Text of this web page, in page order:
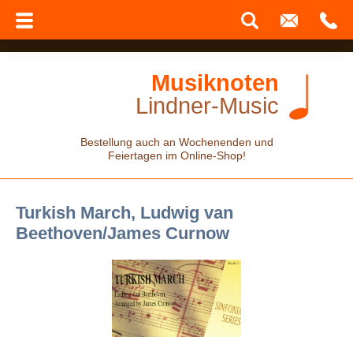
Musiknoten
Lindner-Music
Bestellung auch an Wochenenden und
Feiertagen im Online-Shop!
Turkish March, Ludwig van
Beethoven/James Curnow